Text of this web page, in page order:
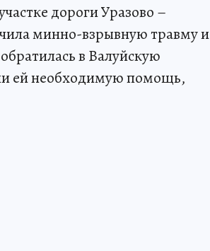
дороги Уразово –
минно-взрывную травму и
в Валуйскую
ей необходимую помощь,